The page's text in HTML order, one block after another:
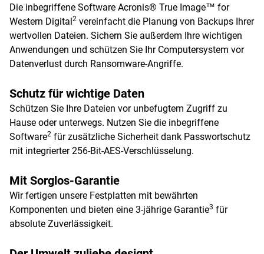
Die inbegriffene Software Acronis® True Image™ for
Western Digital2 vereinfacht die Planung von Backups Ihrer
wertvollen Dateien. Sichern Sie außerdem Ihre wichtigen
Anwendungen und schützen Sie Ihr Computersystem vor
Datenverlust durch Ransomware-Angriffe.
Schutz für wichtige Daten
Schützen Sie Ihre Dateien vor unbefugtem Zugriff zu
Hause oder unterwegs. Nutzen Sie die inbegriffene
Software2 für zusätzliche Sicherheit dank Passwortschutz
mit integrierter 256-Bit-AES-Verschlüsselung.
Mit Sorglos-Garantie
Wir fertigen unsere Festplatten mit bewährten
Komponenten und bieten eine 3-jährige Garantie3 für
absolute Zuverlässigkeit.